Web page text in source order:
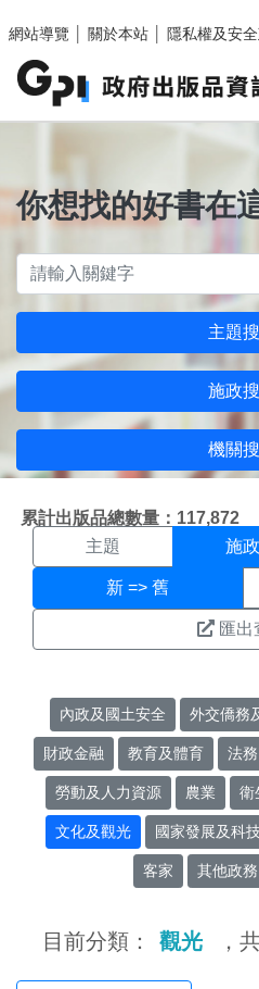
網站導覽
關於本站 隱私權及安
你想找的好書在
主題
施政
機關
累計出版品總數量：117,872
施政搜尋結
主題 施政
新 => 舊
匯出
內政及國土安全 外交僑務
財政金融 教育及體育 法務
勞動及人力資源 農業 衛
文化及觀光 國家發展及科
客家 其他政務
目前分類： 觀光 ，